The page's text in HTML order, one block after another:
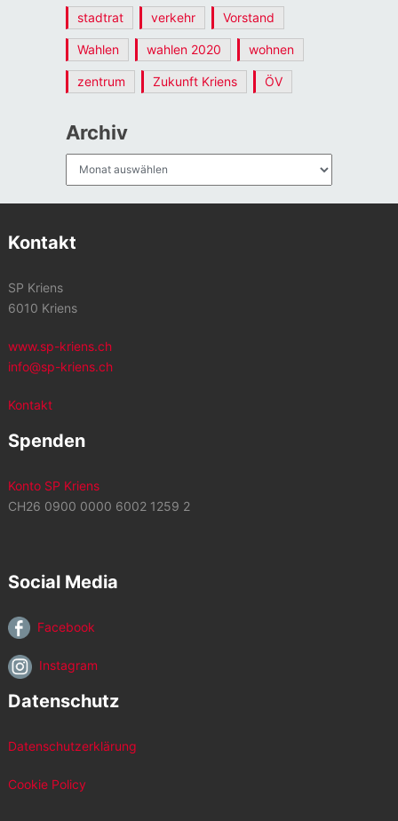
stadtrat verkehr Vorstand
Wahlen wahlen 2020 wohnen
zentrum Zukunft Kriens ÖV
Archiv
Kontakt
SP Kriens
6010 Kriens
www.sp-kriens.ch
info@sp-kriens.ch
Kontakt
Spenden
Konto SP Kriens
CH26 0900 0000 6002 1259 2
Social Media
Facebook
Instagram
Datenschutz
Datenschutzerklärung
Cookie Policy